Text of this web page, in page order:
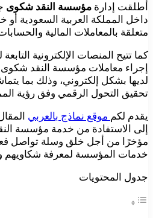
أطلقت إدارة مؤسسة النقد شكوى
داخل المملكة العربية السعودية
متعلقة بالمعاملات المالية
كما تتيح المنصات الإلكترونية
إجراء معاملات مؤسسة النقد شكوى
لديها بشكل إلكتروني، وذلك بما
تحقيق التحول الرقمي وفق رؤية المملكة
يقدم لكم موقع نماذج بالعربي
إلى الاستفادة من خدمة مؤسسة
مؤخرًا من أجل خلق وسلة تواصل
خدمات المؤسسة لمعرفة شكاويهم
جدول المحتويات